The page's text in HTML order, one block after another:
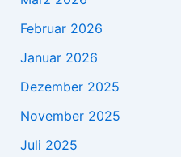
Februar 2026
Januar 2026
Dezember 2025
November 2025
Juli 2025